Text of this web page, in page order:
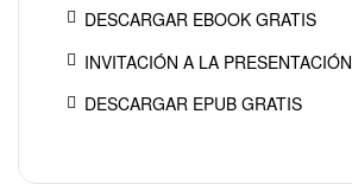
DESCARGAR EBOOK GRATIS
INVITACIÓN A LA PRESENTACIÓN
DESCARGAR EPUB GRATIS